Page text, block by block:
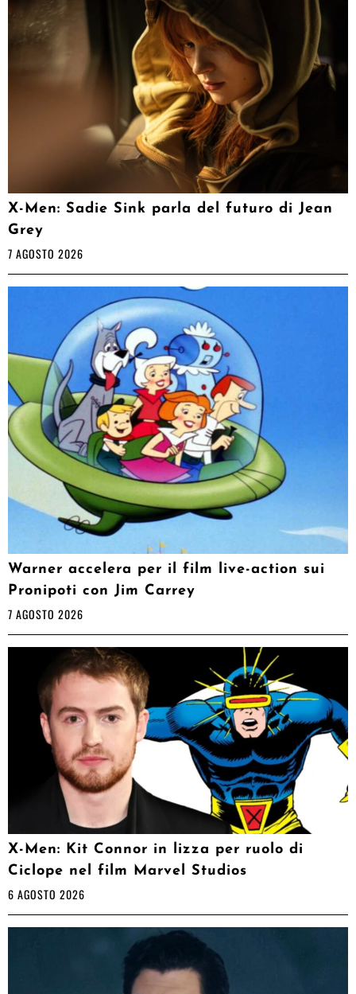
X-Men: Sadie Sink parla del futuro di Jean
Grey
7 AGOSTO 2026
Warner accelera per il film live-action sui
Pronipoti con Jim Carrey
7 AGOSTO 2026
X-Men: Kit Connor in lizza per ruolo di
Ciclope nel film Marvel Studios
6 AGOSTO 2026